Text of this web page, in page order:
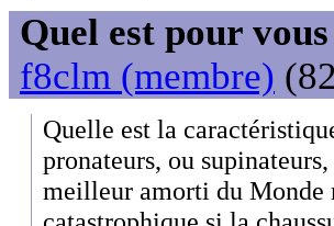
Quel est pour
f8clm (membre)
Quelle est la
pronateurs, ou
meilleur amorti du Monde